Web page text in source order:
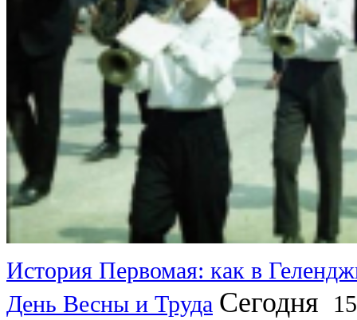
История Первомая: как в
День Весны и Труда Сегодня